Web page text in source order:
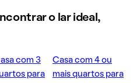
o lar ideal,
com 3
para
Casa com 4 ou
mais quartos para